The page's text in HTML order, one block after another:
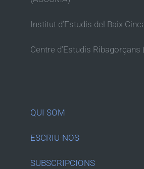
Institut d’Estudis del Baix
Centre d’Estudis Ribagorçans
QUI SOM
ESCRIU-NOS
SUBSCRIPCIONS